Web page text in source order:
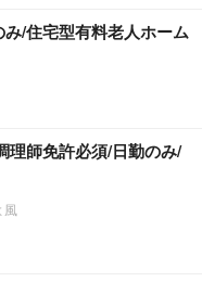
み/住宅型有料老人ホーム
理師免許必須/日勤のみ/